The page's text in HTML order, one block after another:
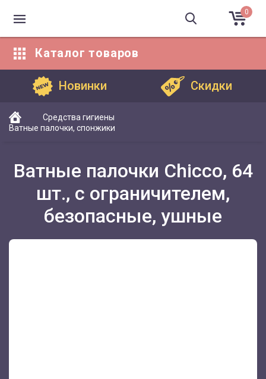
0
Каталог товаров
Новинки Скидки
Средства гигиены
Ватные палочки, спонжики
Ватные палочки Chicco, 64
шт., с ограничителем,
безопасные, ушные